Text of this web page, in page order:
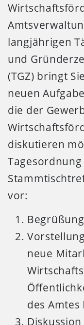
langjährigen
und
(TGZ) bringt
neuen
die der
diskutieren
vor:
neue
des Amtes